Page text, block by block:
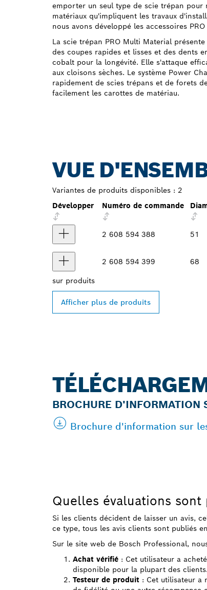
emporter un seul type de scie trépan pour
matériaux qu'impliquent les travaux
nous avons développé les accessoires
La scie trépan PRO Multi Material
des coupes rapides et lisses et des dents
cobalt pour la longévité. Elle s'attaque
aux cloisons sèches. Le système Power
rapidement de scies trépans et de forets
facilement les carottes de matériau.
VUE
Variantes de produits disponibles : 2
Développer
Numéro de commande
2 608 594 388 51
2 608 594 399 68
sur produits
Afficher plus de produits
BROCHURE D'INFORMATION
Brochure d'information sur
Quelles évaluations sont
Si les clients décident de laisser un avis,
ce type, tous les avis clients sont publiés
Sur le site web de Bosch Professional,
Achat vérifié : Cet utilisateur a
disponible pour la plupart des clients.
Testeur de produit : Cet utilisateur a